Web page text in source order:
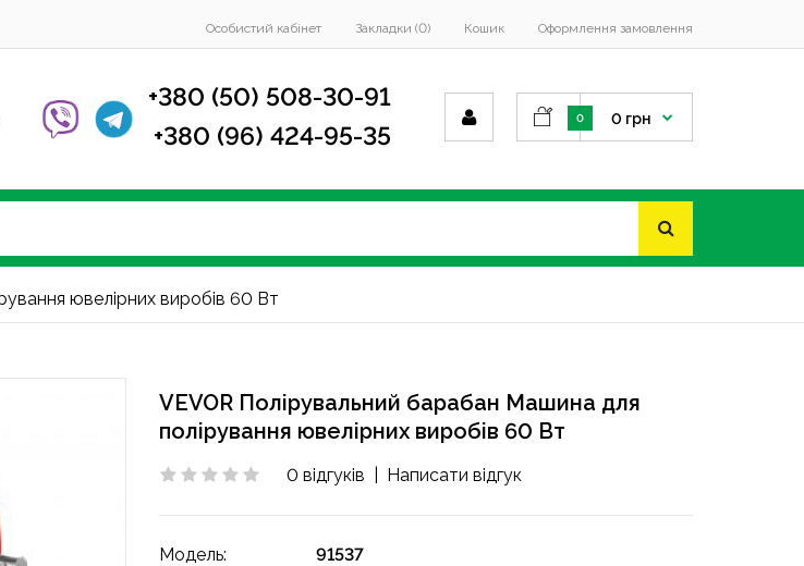
Особистий кабінет Закладки (0) Кошик Оформлення замовлення
+380 (50) 508-30-91
+380 (96) 424-95-35
0 0 грн
ювелірних виробів 60 Вт
VEVOR Полірувальний барабан Машина для
полірування ювелірних виробів 60 Вт
0 відгуків Написати відгук
Модель:
91537